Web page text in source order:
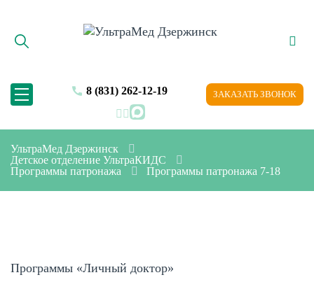
8 (831) 262-12-19
MAX
ЗАКАЗАТЬ ЗВОНОК
УльтраМед Дзержинск
Детское отделение УльтраКИДС
Программы патронажа
Программы патронажа 7-18
Программы «Личный доктор»